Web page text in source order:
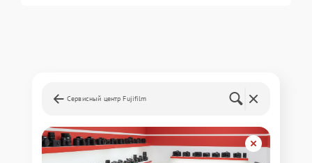
Сервисный центр Fujifilm